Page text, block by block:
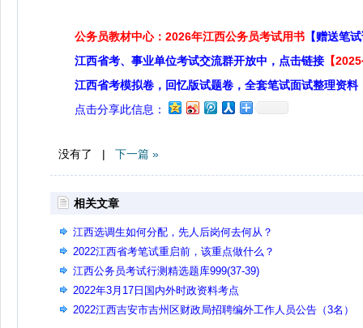
公务员教材中心：2026年江西公务员考试用书 【赠送笔
江西省考、事业单位考试交流群开放中，点击链接 【
江西省考模拟卷，回忆版试题卷，全套笔试面试整理资料
点击分享此信息：
没有了 | 下一篇 »
相关文章
江西选调生如何分配，先人后岗何去何从？
2022江西省考笔试重启前，该重点做什么？
江西公务员考试行测精选题库999(37-39)
2022年3月17日国内外时政资料考点
2022江西吉安市吉州区财政局招聘编外工作人员公告（3名）